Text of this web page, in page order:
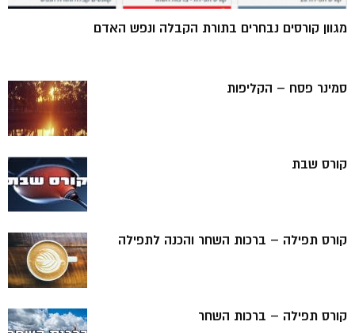
מגוון קורסים נבחרים בתורת הקבלה ונפש האדם
סמינר פסח – הקליפות
קורס שבת
קורס תפילה – ברכות השחר והכנה לתפילה
קורס תפילה – ברכות השחר